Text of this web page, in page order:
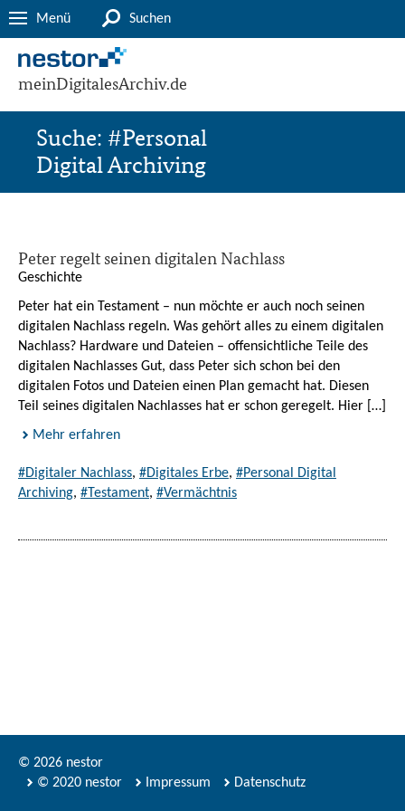
Menü Suchen
meinDigitalesArchiv.de
Suche: #Personal
Digital Archiving
Peter regelt seinen digitalen Nachlass
Geschichte
Peter hat ein Testament – nun möchte er auch noch seinen
digitalen Nachlass regeln. Was gehört alles zu einem digitalen
Nachlass? Hardware und Dateien – offensichtliche Teile des
digitalen Nachlasses Gut, dass Peter sich schon bei den
digitalen Fotos und Dateien einen Plan gemacht hat. Diesen
Teil seines digitalen Nachlasses hat er schon geregelt. Hier […]
Mehr erfahren
#Digitaler Nachlass, #Digitales Erbe, #Personal Digital
Archiving, #Testament, #Vermächtnis
© 2026 nestor
© 2020 nestor
Impressum Datenschutz